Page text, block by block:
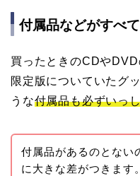
付属品などがすべ
買ったときのCDや
限定版についていたグ
うな付属品も必ずいっ
付属品があるのとない
に大きな差がつきます。